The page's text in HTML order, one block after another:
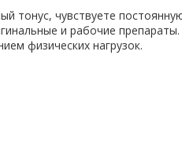
чувствуете
и рабочие
физических нагрузок.